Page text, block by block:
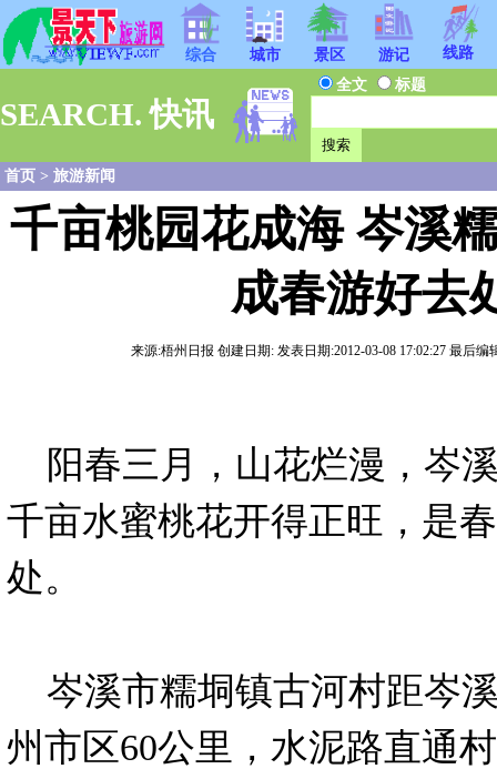
综合 城市 景区 游记 线路
SEARCH. 快讯
全文 标题
首页 > 旅游新闻
千亩桃园花成海 岑溪
成春游好去
来源:梧州日报 创建日期: 发表日期:2012-03-08 17:02:27 最后编
阳春三月，山花烂漫，岑
千亩水蜜桃花开得正旺，是
处。
岑溪市糯垌镇古河村距岑
州市区60公里，水泥路直通